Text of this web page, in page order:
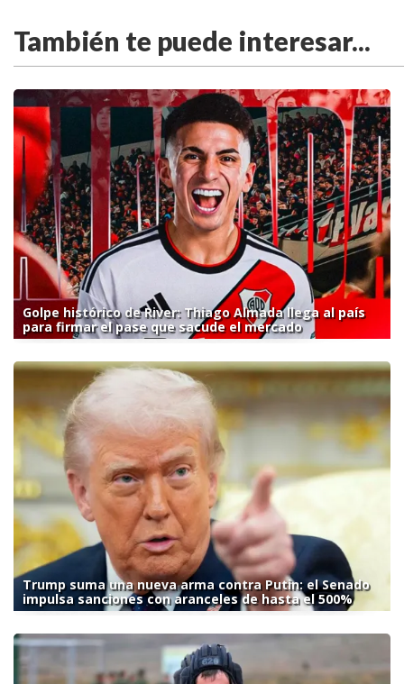
También te puede interesar...
Golpe histórico de River: Thiago Almada llega al país
para firmar el pase que sacude el mercado
Trump suma una nueva arma contra Putin: el Senado
impulsa sanciones con aranceles de hasta el 500%